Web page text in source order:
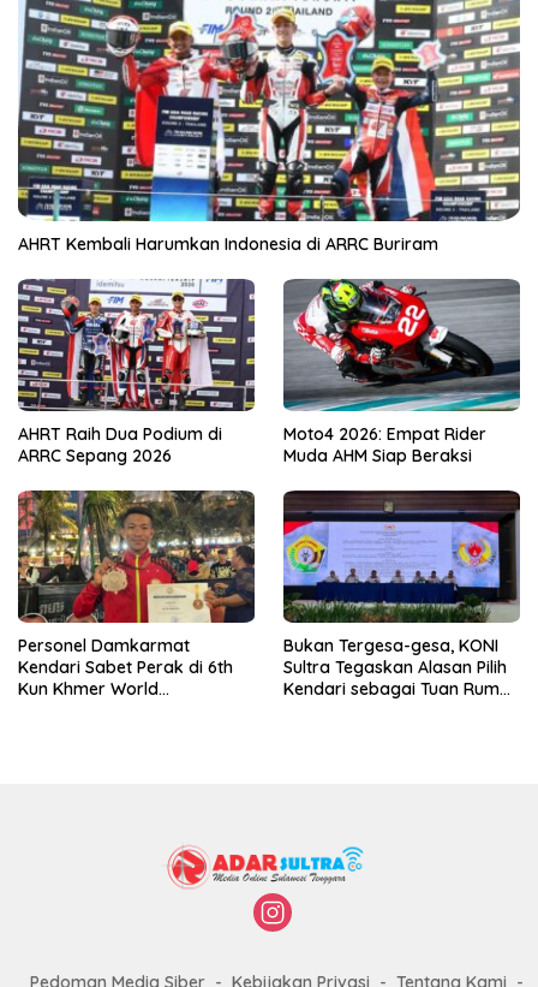
AHRT Kembali Harumkan Indonesia di ARRC Buriram
AHRT Raih Dua Podium di
ARRC Sepang 2026
Moto4 2026: Empat Rider
Muda AHM Siap Beraksi
Personel Damkarmat
Kendari Sabet Perak di 6th
Kun Khmer World
Bukan Tergesa-gesa, KONI
Sultra Tegaskan Alasan Pilih
Kendari sebagai Tuan Rumah
Pedoman Media Siber Kebijakan Privasi Tentang Kami